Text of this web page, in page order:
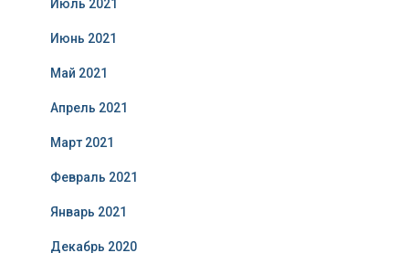
Июль 2021
Июнь 2021
Май 2021
Апрель 2021
Март 2021
Февраль 2021
Январь 2021
Декабрь 2020